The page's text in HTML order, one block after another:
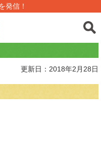
発信！
更新日：2018年2月28日